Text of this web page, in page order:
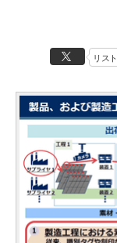
リスト